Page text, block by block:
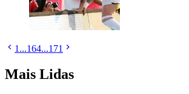
1 ...164...171
Mais Lidas